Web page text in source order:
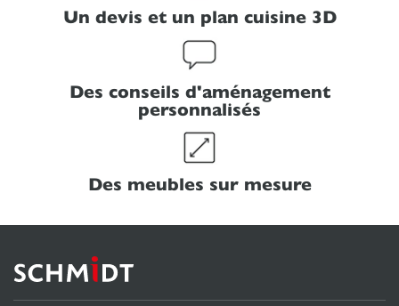
Un devis et un plan cuisine 3D
Des conseils d'aménagement
personnalisés
Des meubles sur mesure